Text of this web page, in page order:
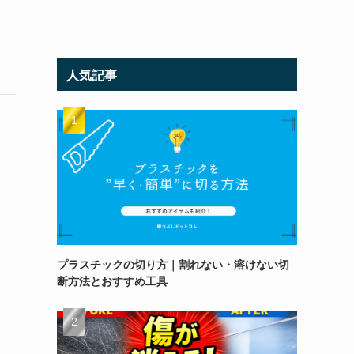
人気記事
プラスチックの切り方｜割れない・溶けない切
断方法とおすすめ工具